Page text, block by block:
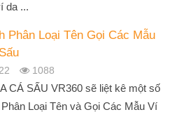
da ...
Phân Loại Tên Gọi Các Mẫu
1088
CÁ SẤU VR360 sẽ liệt kê một số
Loại Tên và Gọi Các Mẫu Ví